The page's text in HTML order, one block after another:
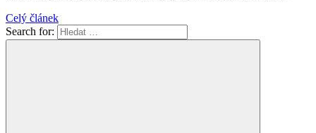
Celý článek
Search for: